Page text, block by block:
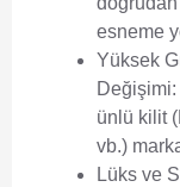
esneme
Yüksek
Değişimi:
ünlü kilit
vb.)
Lüks ve